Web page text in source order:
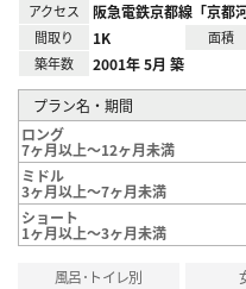
アクセス 阪急電鉄京都線「京都
間取り 1K 面積
築年数 2001年 5月 築
プラン名・期間
ロング
7ヶ月以上～12ヶ月未満
ミドル
3ヶ月以上～7ヶ月未満
ショート
1ヶ月以上～3ヶ月未満
風呂･トイレ別